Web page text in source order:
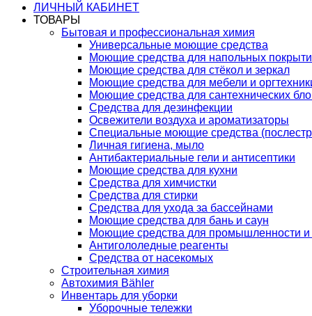
ЛИЧНЫЙ КАБИНЕТ
ТОВАРЫ
Бытовая и профессиональная химия
Универсальные моющие средства
Моющие средства для напольных
Моющие средства для стёкол и зеркал
Моющие средства для мебели и
Моющие средства для сантехнических
Средства для дезинфекции
Освежители воздуха и ароматизаторы
Специальные моющие средства
Личная гигиена, мыло
Антибактериальные гели и антисептики
Моющие средства для кухни
Средства для химчистки
Средства для стирки
Средства для ухода за бассейнами
Моющие средства для бань и саун
Моющие средства для промышленности и
Антигололедные реагенты
Средства от насекомых
Строительная химия
Автохимия Bähler
Инвентарь для уборки
Уборочные тележки